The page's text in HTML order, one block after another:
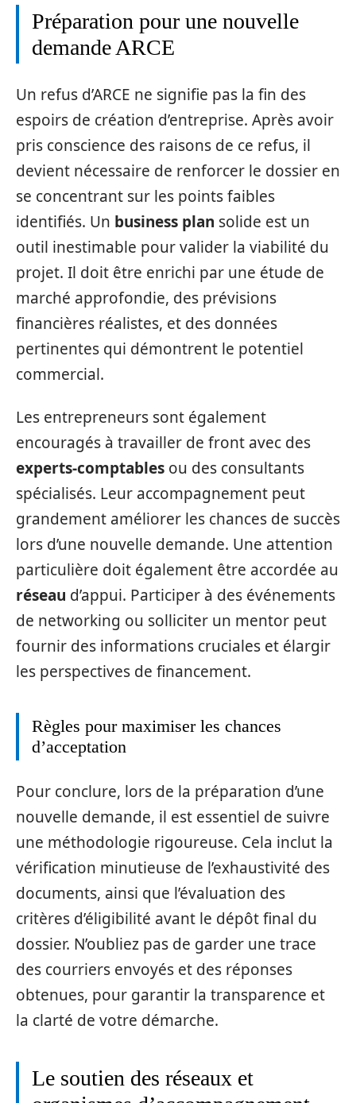
Préparation pour une nouvelle
demande ARCE
Un refus d’ARCE ne signifie pas la fin des
espoirs de création d’entreprise. Après avoir
pris conscience des raisons de ce refus, il
devient nécessaire de renforcer le dossier en
se concentrant sur les points faibles
identifiés. Un business plan solide est un
outil inestimable pour valider la viabilité du
projet. Il doit être enrichi par une étude de
marché approfondie, des prévisions
financières réalistes, et des données
pertinentes qui démontrent le potentiel
commercial.
Les entrepreneurs sont également
encouragés à travailler de front avec des
experts-comptables ou des consultants
spécialisés. Leur accompagnement peut
grandement améliorer les chances de succès
lors d’une nouvelle demande. Une attention
particulière doit également être accordée au
réseau d’appui. Participer à des événements
de networking ou solliciter un mentor peut
fournir des informations cruciales et élargir
les perspectives de financement.
Règles pour maximiser les chances
d’acceptation
Pour conclure, lors de la préparation d’une
nouvelle demande, il est essentiel de suivre
une méthodologie rigoureuse. Cela inclut la
vérification minutieuse de l’exhaustivité des
documents, ainsi que l’évaluation des
critères d’éligibilité avant le dépôt final du
dossier. N’oubliez pas de garder une trace
des courriers envoyés et des réponses
obtenues, pour garantir la transparence et
la clarté de votre démarche.
Le soutien des réseaux et